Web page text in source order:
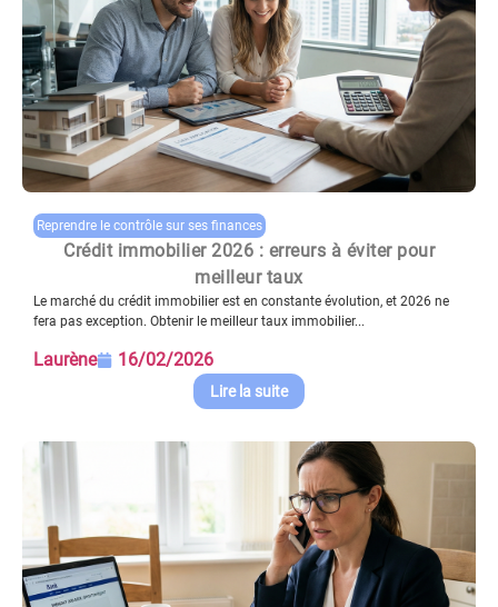
Reprendre le contrôle sur ses finances
Crédit immobilier 2026 : erreurs à éviter pour
meilleur taux
Le marché du crédit immobilier est en constante évolution, et 2026 ne
fera pas exception. Obtenir le meilleur taux immobilier...
Laurène 16/02/2026
Lire la suite